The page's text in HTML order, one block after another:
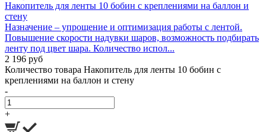
Накопитель для ленты 10 бобин с креплениями на баллон и
стену
Назначение – упрощение и оптимизация работы с лентой.
Повышение скорости надувки шаров, возможность подбирать
ленту под цвет шара. Количество испол...
2 196 руб
Количество товара Накопитель для ленты 10 бобин с
креплениями на баллон и стену
-
+